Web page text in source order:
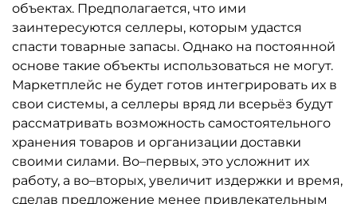
объектах. Предполагается, что ими
заинтересуются селлеры, которым удастся
спасти товарные запасы. Однако на постоянной
основе такие объекты использоваться не могут.
Маркетплейс не будет готов интегрировать их в
свои системы, а селлеры вряд ли всерьёз будут
рассматривать возможность самостоятельного
хранения товаров и организации доставки
своими силами. Во–первых, это усложнит их
работу, а во–вторых, увеличит издержки и время,
сделав предложение менее привлекательным